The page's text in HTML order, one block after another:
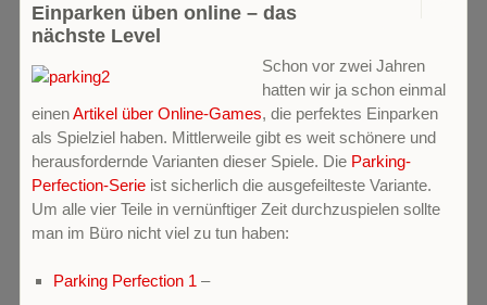
Einparken üben online – das
nächste Level
Schon vor zwei Jahren
hatten wir ja schon einmal
einenArtikel über Online-Games, die perfektes Einparken
als Spielziel haben. Mittlerweile gibt es weit schönere und
herausfordernde Varianten dieser Spiele. Die Parking-
Perfection-Serie ist sicherlich die ausgefeilteste Variante.
Um alle vier Teile in vernünftiger Zeit durchzuspielen sollte
man im Büro nicht viel zu tun haben:
Parking Perfection 1 –